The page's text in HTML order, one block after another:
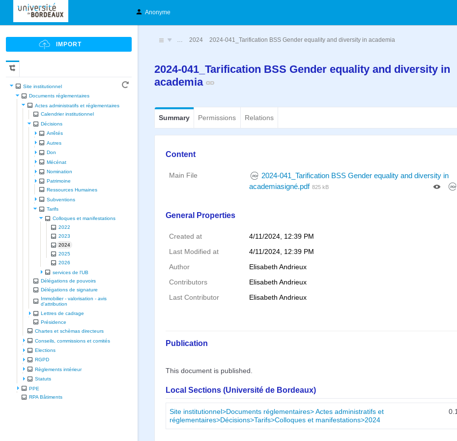
Anonyme
Site institutionnel
Documents réglementaires
Actes administratifs et réglementaires
Calendrier institutionnel
Décisions
Arrêtés
Autres
Don
Mécénat
Nomination
Patrimoine
Ressources Humaines
Subventions
Tarifs
Colloques et manifestations
2022
2023
2024
2025
2026
services de l'UB
Délégations de pouvoirs
Délégations de signature
Immobilier - valorisation - avis
d'attribution
Lettres de cadrage
Présidence
Chartes et schèmas directeurs
Conseils, commissions et comités
Elections
RGPD
Règlements intérieur
Statuts
PPE
RPA Bâtiments
… 2024 2024-041_Tarification BSS Gender equality and diversity in academia
2024-041_Tarification BSS Gender equality and diversity in
academia
Summary Permissions Relations
Content
Main File
2024-041_Tarification BSS Gender equality and diversity in
academiasigné.pdf 825 kB
General Properties
Created at 4/11/2024, 12:39 PM
Last Modified at 4/11/2024, 12:39 PM
Author Elisabeth Andrieux
Contributors Elisabeth Andrieux
Last Contributor Elisabeth Andrieux
Publication
This document is published.
Local Sections (Université de Bordeaux)
Site institutionnel>Documents réglementaires> Actes administratifs et
réglementaires>Décisions>Tarifs>Colloques et manifestations>2024
0.1